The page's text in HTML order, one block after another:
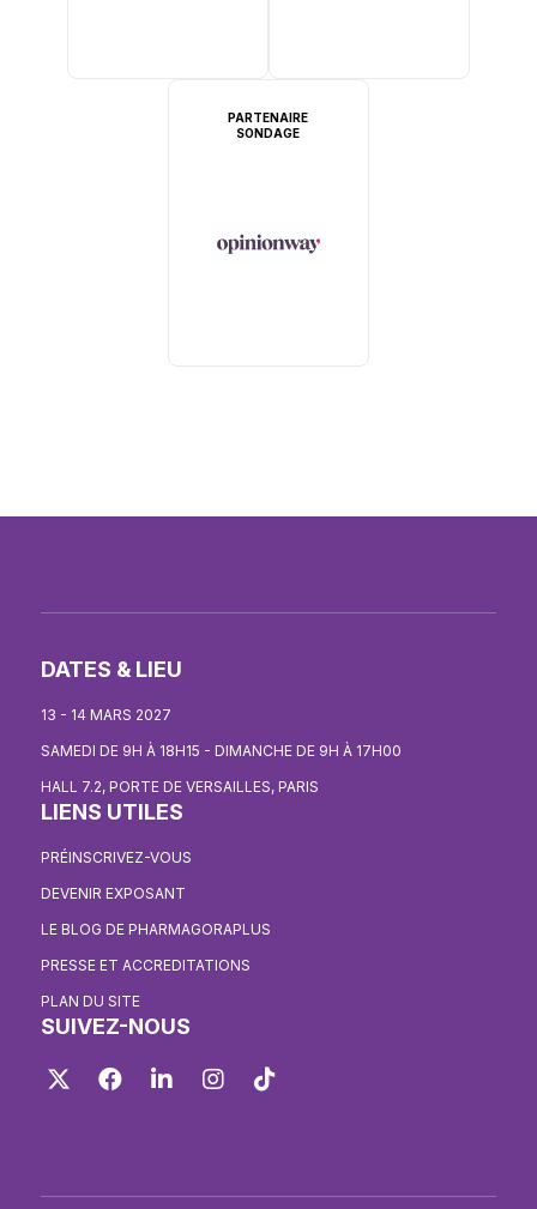
PARTENAIRE
SONDAGE
DATES & LIEU
13 - 14 MARS 2027
SAMEDI DE 9H À 18H15 - DIMANCHE DE 9H À 17H00
HALL 7.2, PORTE DE VERSAILLES, PARIS
LIENS UTILES
PRÉINSCRIVEZ-VOUS
DEVENIR EXPOSANT
LE BLOG DE PHARMAGORAPLUS
PRESSE ET ACCREDITATIONS
PLAN DU SITE
SUIVEZ-NOUS
Twitter FacebookLinkedIn Instagram